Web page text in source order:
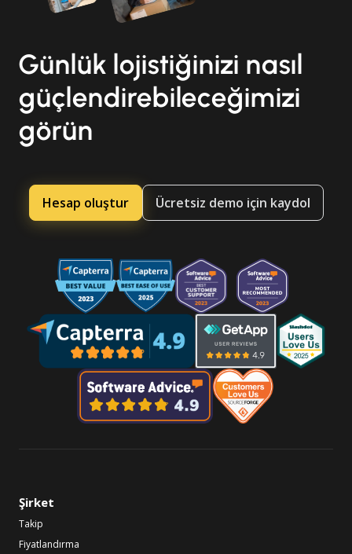
Günlük lojistiğinizi nasıl
güçlendirebileceğimizi
görün
Hesap oluştur Ücretsiz demo için kaydol
Şirket
Takip
Fiyatlandırma